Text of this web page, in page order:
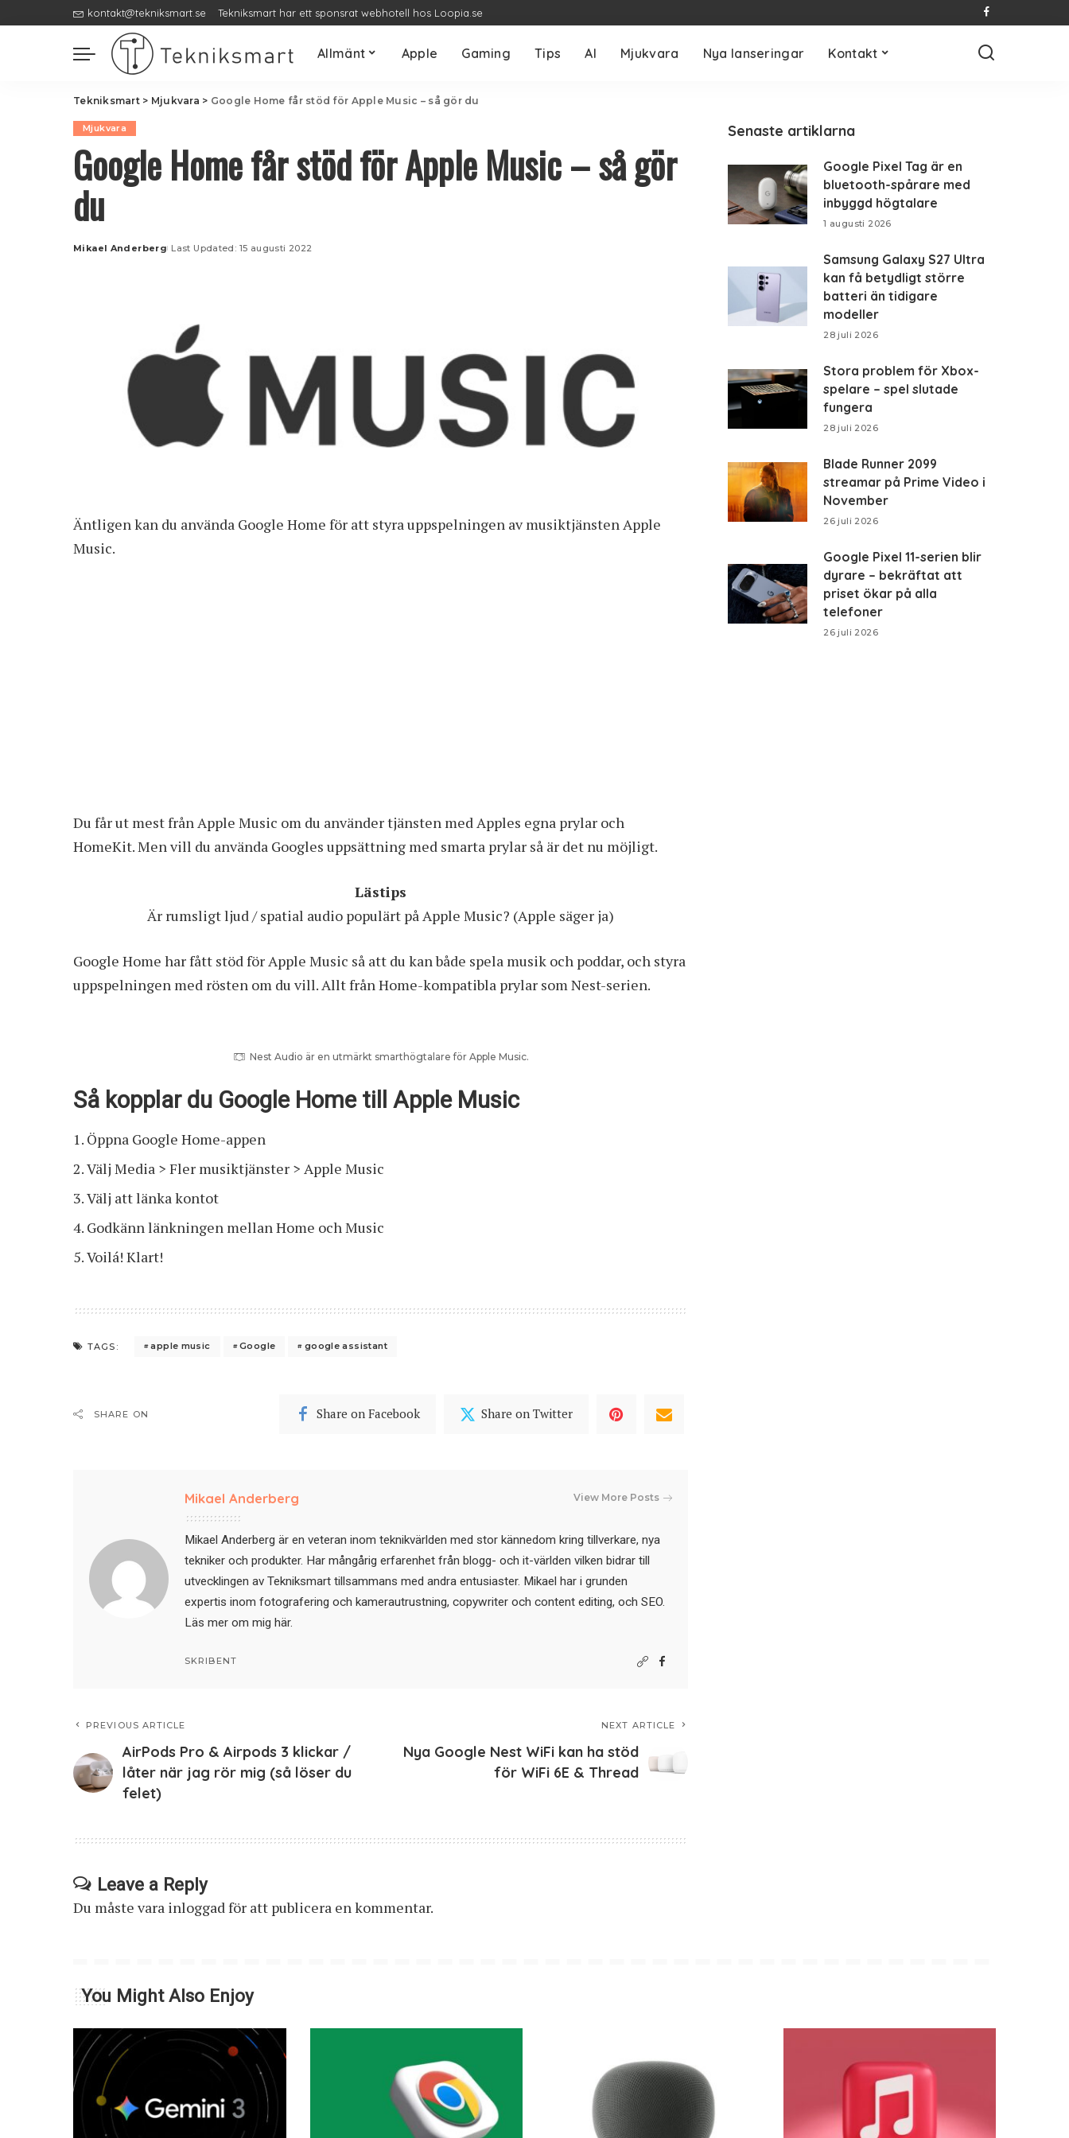
kontakt@tekniksmart.se Tekniksmart har ett sponsrat webhotell hos Loopia.se
Allmänt Apple Gaming Tips AI Mjukvara Nya lanseringar Kontakt
Tekniksmart> Mjukvara > Google Home får stöd för Apple Music – så gör du
Mjukvara
Google Home får stöd för Apple Music – så gör
du
Posted
Mikael Anderberg Last Updated: 15 augusti 2022
Äntligen kan du använda Google Home för att styra uppspelningen av musiktjänsten Apple
Music.
Du får ut mest från Apple Music om du använder tjänsten med Apples egna prylar och
HomeKit. Men vill du använda Googles uppsättning med smarta prylar så är det nu möjligt.
Lästips
Är rumsligt ljud / spatial audio populärt på Apple Music? (Apple säger ja)
Google Home har fått stöd för Apple Music så att du kan både spela musik och poddar, och styra
uppspelningen med rösten om du vill. Allt från Home-kompatibla prylar som Nest-serien.
Nest Audio är en utmärkt smarthögtalare för Apple Music.
Så kopplar du Google Home till Apple Music
Öppna Google Home-appen
Välj Media > Fler musiktjänster > Apple Music
Välj att länka kontot
Godkänn länkningen mellan Home och Music
Voilá! Klart!
TAGS: apple music Google google assistant
SHARE ON Share on Facebook Share on Twitter
Mikael Anderberg View More Posts
Mikael Anderberg är en veteran inom teknikvärlden med stor kännedom kring tillverkare, nya
tekniker och produkter. Har mångårig erfarenhet från blogg- och it-världen vilken bidrar till
utvecklingen av Tekniksmart tillsammans med andra entusiaster. Mikael har i grunden
expertis inom fotografering och kamerautrustning, copywriter och content editing, och SEO.
Läs mer om mig här.
SKRIBENT
PREVIOUS ARTICLE
AirPods Pro & Airpods 3 klickar /
låter när jag rör mig (så löser du
felet)
NEXT ARTICLE
Nya Google Nest WiFi kan ha stöd
för WiFi 6E & Thread
Leave a Reply
Du måste vara inloggadför att publicera en kommentar.
Senaste artiklarna
Google Pixel Tag är en
bluetooth-spårare med
inbyggd högtalare
1 augusti 2026
Samsung Galaxy S27 Ultra
kan få betydligt större
batteri än tidigare
modeller
28 juli 2026
Stora problem för Xbox-
spelare – spel slutade
fungera
28 juli 2026
Blade Runner 2099
streamar på Prime Video i
November
26 juli 2026
Google Pixel 11-serien blir
dyrare – bekräftat att
priset ökar på alla
telefoner
26 juli 2026
You Might Also Enjoy